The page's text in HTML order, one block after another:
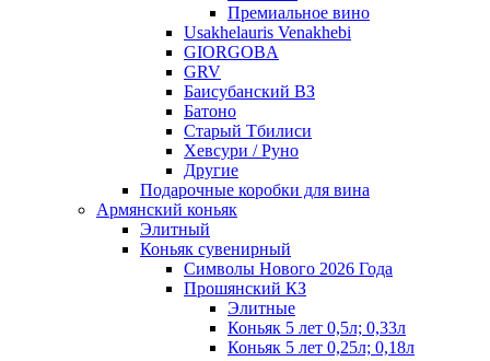
Премиальное вино
Usakhelauris Venakhebi
GIORGOBA
GRV
Баисубанский ВЗ
Батоно
Старый Тбилиси
Хевсури / Руно
Другие
Подарочные коробки для вина
Армянский коньяк
Элитный
Коньяк сувенирный
Символы Нового 2026 Года
Прошянский КЗ
Элитные
Коньяк 5 лет 0,5л; 0,33л
Коньяк 5 лет 0,25л; 0,18л